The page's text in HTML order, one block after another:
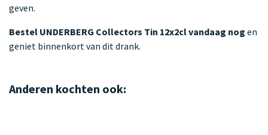
geven.
Bestel UNDERBERG Collectors Tin 12x2cl vandaag nog en
geniet binnenkort van dit drank.
Anderen kochten ook: